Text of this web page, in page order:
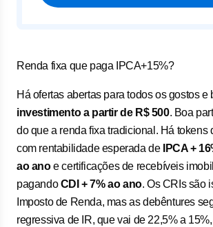
Renda fixa que paga IPCA+15%?
Há ofertas abertas para todos os gostos e
investimento a partir de R$ 500. Boa
do que a renda fixa tradicional. Há tokens
com rentabilidade esperada de IPCA +
ao anoe certificações de recebíveis
pagandoCDI + 7% ao ano. Os CRIs são
Imposto de Renda, mas as debêntures
regressiva de IR, que vai de 22,5% a